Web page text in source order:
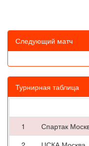
Следующий матч
Турнирная таблица
1
Спартак